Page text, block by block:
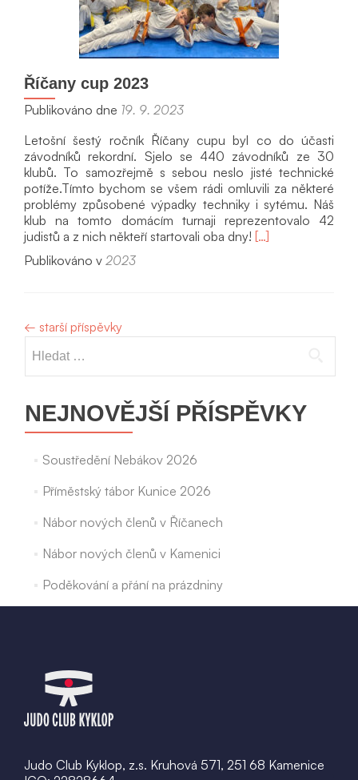
Říčany cup 2023
Publikováno dne 19. 9. 2023
Letošní šestý ročník Říčany cupu byl co do účasti
závodníků rekordní. Sjelo se 440 závodníků ze 30
klubů. To samozřejmě s sebou neslo jisté technické
potíže.Tímto bychom se všem rádi omluvili za některé
problémy způsobené výpadky techniky i sytému. Náš
klub na tomto domácím turnaji reprezentovalo 42
judistů a z nich někteří startovali oba dny! Přečíst
[…]
Publikováno v 2023
← starší příspěvky
NEJNOVĚJŠÍ PŘÍSPĚVKY
Soustředění Nebákov 2026
Příměstský tábor Kunice 2026
Nábor nových členů v Říčanech
Nábor nových členů v Kamenici
Poděkování a přání na prázdniny
Judo Club Kyklop, z.s. Kruhová 571, 251 68 Kamenice